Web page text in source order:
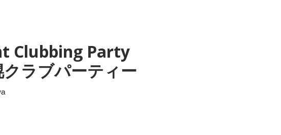
Clubbing Party
ラブパーティー